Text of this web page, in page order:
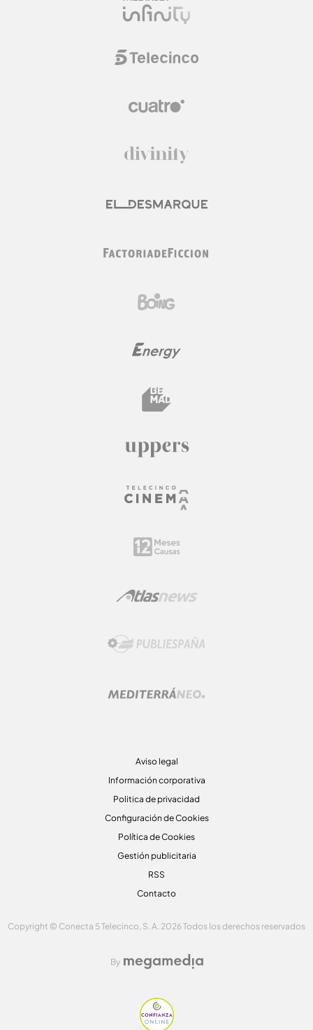
Aviso legal
Información corporativa
Politica de privacidad
Configuración de Cookies
Política de Cookies
Gestión publicitaria
RSS
Contacto
Copyright © Conecta 5 Telecinco, S. A. 2026 Todos los derechos reservados
By